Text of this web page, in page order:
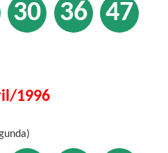
30 36 47
1996